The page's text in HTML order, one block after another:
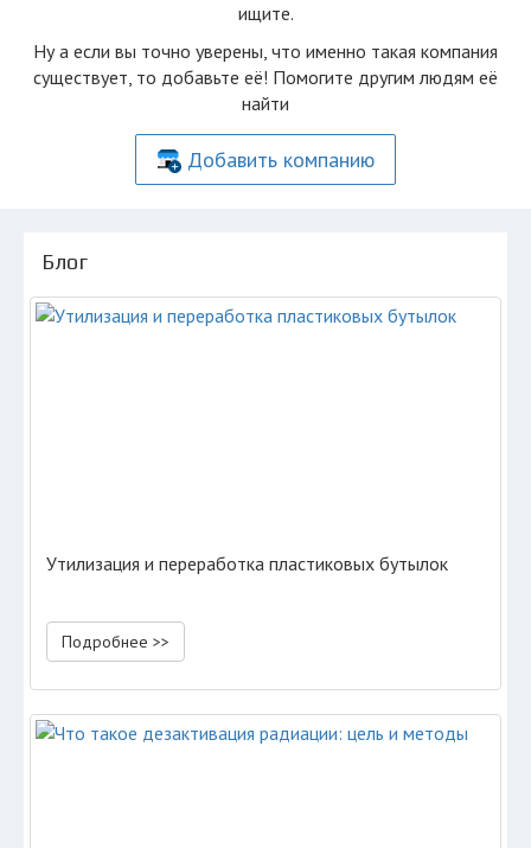
ищите.
Ну а если вы точно уверены, что именно такая компания
существует, то добавьте её! Помогите другим людям её
найти
Добавить компанию
Блог
Утилизация и переработка пластиковых бутылок
Подробнее >>